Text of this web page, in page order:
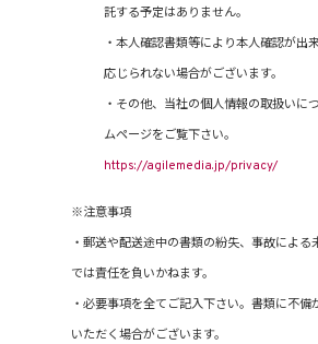
託する予定はありません。
・本人確認書類等により本人確認が出
応じられない場合がございます。
・その他、当社の個人情報の取扱いに
ムページをご覧下さい。
https://agilemedia.jp/privacy/
※注意事項
・郵送や配送途中の書類の紛失、事故によ
では責任を負いかねます。
・必要事項を全てご記入下さい。書類に不備
いただく場合がございます。